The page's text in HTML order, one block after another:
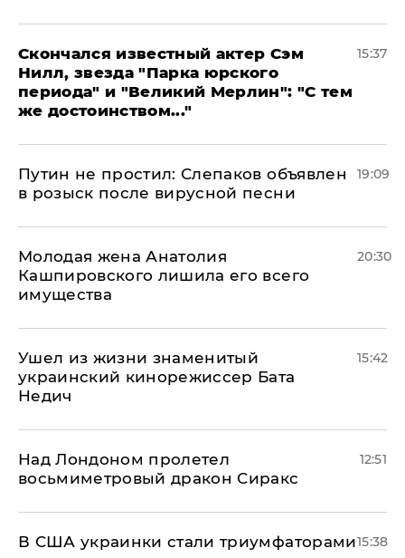
Скончался известный актер Сэм
Нилл, звезда "Парка юрского
периода" и "Великий Мерлин": "С тем
же достоинством..."
15:37
Путин не простил: Слепаков объявлен
в розыск после вирусной песни
19:09
Молодая жена Анатолия
Кашпировского лишила его всего
имущества
20:30
Ушел из жизни знаменитый
украинский кинорежиссер Бата
Недич
15:42
Над Лондоном пролетел
восьмиметровый дракон Сиракс
12:51
В США украинки стали триумфаторами15:38